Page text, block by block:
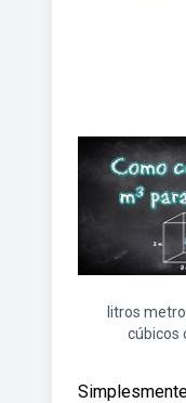
litros
cúbicos